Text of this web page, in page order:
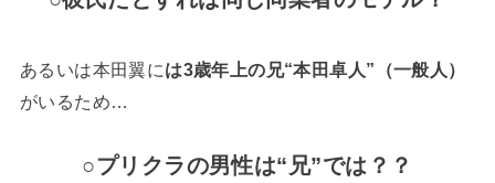
あるいは本田翼には3歳年上の兄“本田卓人”（一般人）
がいるため…
○プリクラの男性は“兄”では？？